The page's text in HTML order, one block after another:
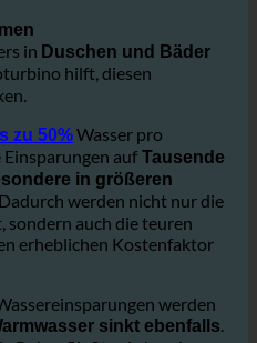
in
hilft, diesen
zu 50% Wasser pro
Einsparungen aufTausende
in größeren
werden nicht nur die
auch die teuren
erheblichen Kostenfaktor